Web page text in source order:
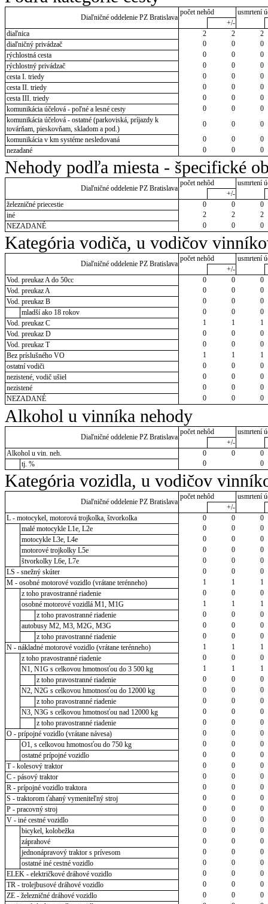
Diaľničné oddelenie PZ Bratislava
počet nehôd
usmrtení
+/-
diaľnica
2 2
2
diaľničný privádzač
0 0
0
rýchlostná cesta
0 0
0
rýchlostný privádzač
0 0
0
cesta I. triedy
0 0
0
cesta II. triedy
0 0
0
cesta III. triedy
0 0
0
komunikácia účelová - poľné a lesné cesty
0 0
0
komunikácia účelová - ostatné (parkoviská, príjazdy k
továrňam, pieskovňam, skladom a pod.)
0 0
0
komunikácia v km systéme nesledovaná
0 0
0
nezadané
0 0 0
Nehody podľa miesta - špecifické
Diaľničné oddelenie PZ Bratislava
počet nehôd
usmrtení
+/-
železničné priecestie
0 0
0
iné
2 2
2
NEZADANÉ
0 0 0
Kategória vodiča, u vodičov
Diaľničné oddelenie PZ Bratislava
počet nehôd
usmrtení
+/-
Vod. preukaz A do 50cc
0 0
0
Vod. preukaz A
0 0
0
Vod. preukaz B
0 0
0
mladší ako 18 rokov
0 0
0
Vod. preukaz C
1 1
1
Vod. preukaz D
0 0
0
Vod. preukaz T
0 0
0
Bez príslušného VO
1 1
1
ostatní vodiči
0 0
0
nezistené, vodič ušiel
0 0
0
nezistené
0 0
0
NEZADANÉ
0 0 0
Alkohol u vinníka nehody
Diaľničné oddelenie PZ Bratislava
počet nehôd
usmrtení
+/-
Alkohol u vin. neh.
0 0
0
tj. %
0 0
Kategória vozidla, u vodičov
Diaľničné oddelenie PZ Bratislava
počet nehôd
usmrtení
+/-
L - motocykel, motorová trojkolka, štvorkolka
0 0
0
malé motocykle L1e, L2e
0 0
0
motocykle L3e, L4e
0 0
0
motorové trojkolky L5e
0 0
0
štvorkolky L6e, L7e
0 0
0
LS - snežný skúter
0 0
0
M - osobné motorové vozidlo (vrátane terénneho)
1 1
1
z toho pravostranné riadenie
0 0
0
osobné motorové vozidlá M1, M1G
1 1
1
z toho pravostranné riadenie
0 0
0
autobusy M2, M3, M2G, M3G
0 0
0
z toho pravostranné riadenie
0 0
0
N - nákladné motorové vozidlo (vrátane terénneho)
1 1
1
z toho pravostranné riadenie
0 0
0
N1, N1G s celkovou hmotnosťou do 3 500 kg
1 1
1
z toho pravostranné riadenie
0 0
0
N2, N2G s celkovou hmotnosťou do 12000 kg
0 0
0
z toho pravostranné riadenie
0 0
0
N3, N3G s celkovou hmotnosťou nad 12000 kg
0 0
0
z toho pravostranné riadenie
0 0
0
O - prípojné vozidlo (vrátane návesa)
0 0
0
O1, s celkovou hmotnosťou do 750 kg
0 0
0
ostatné prípojné vozidlo
0 0
0
T - kolesový traktor
0 0
0
C - pásový traktor
0 0
0
R - prípojné vozidlo traktora
0 0
0
S - traktorom ťahaný vymeniteľný stroj
0 0
0
P - pracovný stroj
0 0
0
V - iné cestné vozidlo
0 0
0
bicykel, kolobežka
0 0
0
záprahové
0 0
0
jednonápravový traktor s prívesom
0 0
0
ostatné iné cestné vozidlo
0 0
0
ELEK - električkové dráhové vozidlo
0 0
0
TR - trolejbusové dráhové vozidlo
0 0
0
ZE - železničné dráhové vozidlo
0 0
0